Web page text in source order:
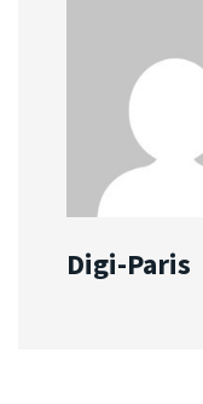
Digi-Paris